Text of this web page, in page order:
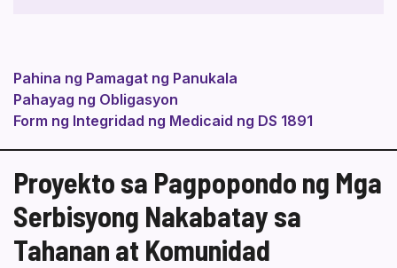
Pahina ng Pamagat ng Panukala
Pahayag ng Obligasyon
Form ng Integridad ng Medicaid ng DS 1891
Proyekto sa Pagpopondo ng Mga
Serbisyong Nakabatay sa
Tahanan at Komunidad